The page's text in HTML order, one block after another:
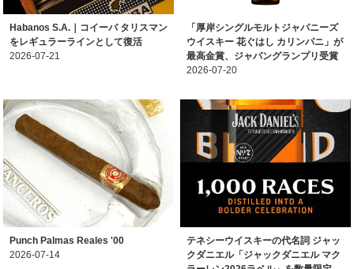
Habanos S.A.｜コイーバ タリスマン
をレギュラーラインとして復活
2026-07-21
「厚岸シングルモルトジャパニーズ
ウイスキー 花ぐはし カリンパニ」が
最高金賞、ジャパングランプリ受賞
2026-07-20
Punch Palmas Reales '00
2026-07-14
テネシーウイスキーの代名詞 ジャッ
クダニエル「ジャックダニエル マク